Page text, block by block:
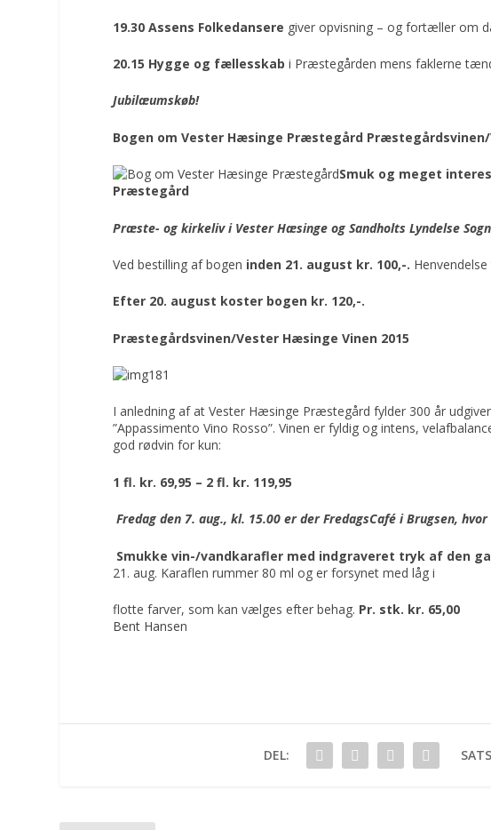
19.30 Assens Folkedansere giver opvisning – og fortæller om
20.15 Hygge og fællesskabi Præstegården mens faklerne
Jubilæumskøb!
Bogen om Vester Hæsinge Præstegård
Smuk og meget
Præstegård
Præste- og kirkeliv i Vester Hæsinge og Sandholts Lyndelse
Ved bestilling af bogen inden 21. august kr. 100,-.
Efter 20. august koster bogen kr. 120,-.
Præstegårdsvinen/Vester Hæsinge Vinen 2015
I anledning af at Vester Hæsinge Præstegård fylder 300 år
”Appassimento Vino Rosso”. Vinen er fyldig og intens,
god rødvin for kun:
1 fl. kr. 69,95 – 2 fl. kr. 119,95
Fredag den 7. aug., kl. 15.00 er der FredagsCafé i Brugsen,
Smukke vin-/vandkarafler med indgraveret tryk af den
21. aug. Karaflen rummer 80 ml og er forsynet med låg i
flotte farver, som kan vælges efter behag. Pr. stk. kr. 65,00
Bent Hansen
DEL: